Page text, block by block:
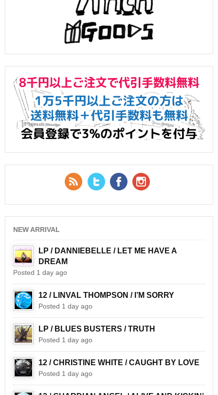
RSS Feed
Twitter Facebook
NEW ARRIVAL
LP / DANNIEBELLE / LET ME HAVE A
DREAM
Posted 1 day ago
12 / LINVAL THOMPSON / I’M SORRY
Posted 1 day ago
LP / BLUES BUSTERS / TRUTH
Posted 1 day ago
12 / CHRISTINE WHITE / CAUGHT BY LOVE
Posted 1 day ago